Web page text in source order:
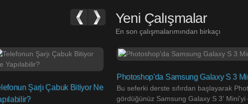
Şarjı Çabuk Bitiyor Ne
Yeni Çalışmalar
En son çalışmalarımından birkaçı
Photoshop'da Samsung Galaxy S 3
Bu seferki derste sıfırdan başlayarak
gördüğünüz Samsung Galaxy S 3' Mini'yi